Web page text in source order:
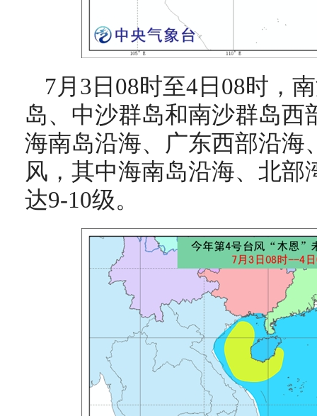
7月3日08时至4日08时，
岛、中沙群岛和南沙群岛西
海南岛沿海、广东西部沿海
风，其中海南岛沿海、北部
达9-10级。